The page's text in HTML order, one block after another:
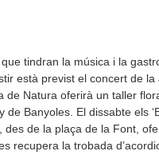
tindran la música i la
està previst el concert de
de Natura oferirà un taller
Banyoles. El dissabte els
de la plaça de la Font,
recupera la trobada